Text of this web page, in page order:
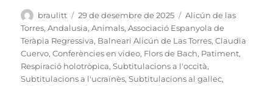
Autor
braulitt
Publicat
el
29 de desembre de 2025 Categories
Alicún de las
Torres,Andalusia,Animals,Associació Espanyola de
Teràpia Regressiva, Balneari Alicún de Las Torres,Claudia
Cuervo,Conferències en video, Flors de Bach, Patiment,
Respiració holotròpica,Subtitulacions a l'occità,
Subtitulacions a l'ucraïnès,Subtitulacions al gallec,